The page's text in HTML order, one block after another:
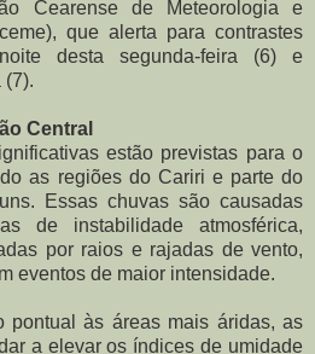
Cearense de Meteorologia e
que alerta para contrastes
desta segunda-feira (6) e
(7).
Central
estão previstas para o
as regiões do Cariri e parte do
Essas chuvas são causadas
de instabilidade atmosférica,
por raios e rajadas de vento,
eventos de maior intensidade.
pontual às áreas mais áridas, as
a elevar os índices de umidade